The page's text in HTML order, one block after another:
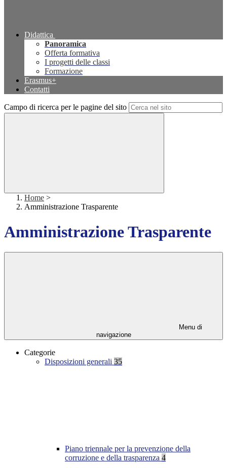
Didattica
Panoramica
Offerta formativa
I progetti delle classi
Formazione
Erasmus+
Contatti
Campo di ricerca per le pagine del sito
Home >
Amministrazione Trasparente
Amministrazione Trasparente
Menu di
navigazione
Categorie
Disposizioni generali 35
Piano triennale per la prevenzione della
corruzione e della trasparenza 4